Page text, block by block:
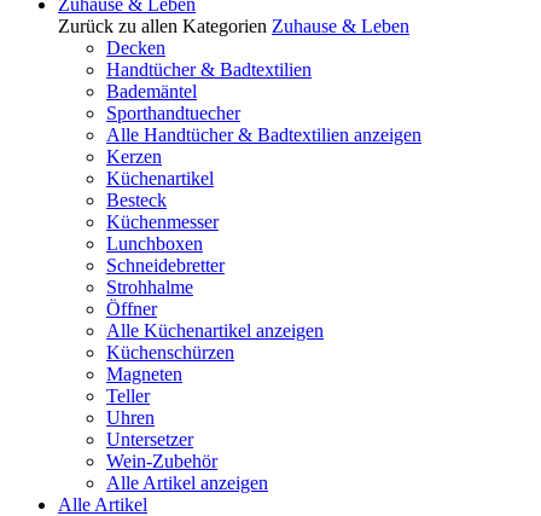
Zuhause & Leben
Zurück zu allen Kategorien Zuhause & Leben
Decken
Handtücher & Badtextilien
Bademäntel
Sporthandtuecher
Alle Handtücher & Badtextilien anzeigen
Kerzen
Küchenartikel
Besteck
Küchenmesser
Lunchboxen
Schneidebretter
Strohhalme
Öffner
Alle Küchenartikel anzeigen
Küchenschürzen
Magneten
Teller
Uhren
Untersetzer
Wein-Zubehör
Alle Artikel anzeigen
Alle Artikel